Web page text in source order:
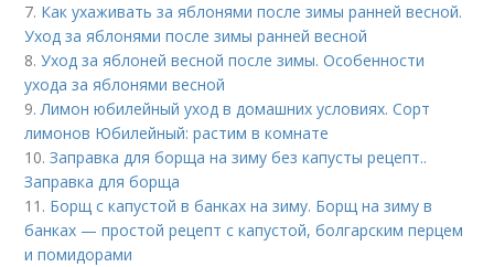
7. Как ухаживать за яблонями после зимы ранней весной.
Уход за яблонями после зимы ранней весной
8.Уход за яблоней весной после зимы. Особенности
ухода за яблонями весной
9.Лимон юбилейный уход в домашних условиях. Сорт
лимонов Юбилейный: растим в комнате
10.Заправка для борща на зиму без капусты рецепт..
Заправка для борща
11. Борщ с капустой в банках на зиму. Борщ на зиму в
банках — простой рецепт с капустой, болгарским перцем
и помидорами